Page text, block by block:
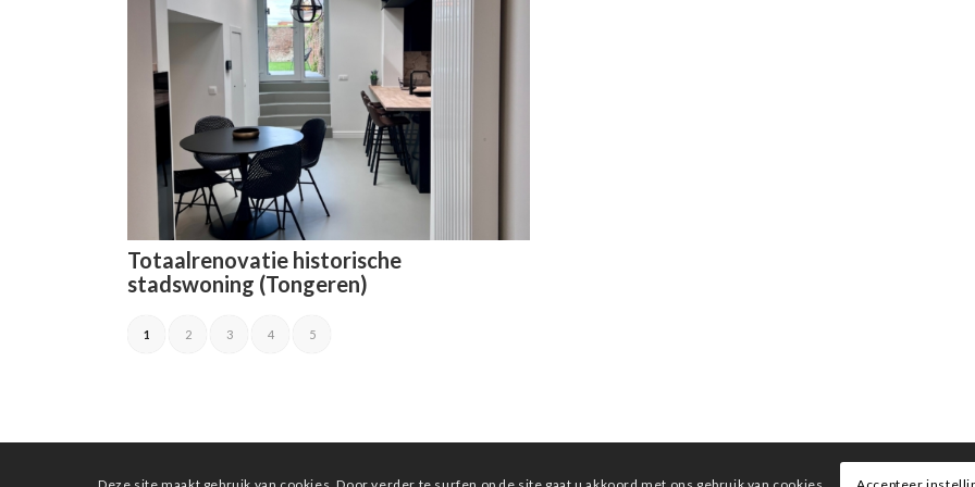
Totaalrenovatie historische
stadswoning (Tongeren)
1 2 3 4 5